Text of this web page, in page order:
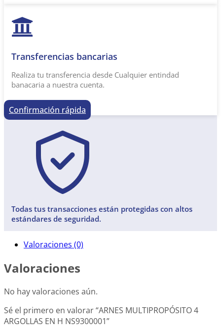
Transferencias bancarias​
Realiza tu transferencia desde Cualquier entindad
banacaria a nuestra cuenta.
Confirmación rápida
Todas tus transacciones están protegidas con altos
estándares de seguridad.
Valoraciones (0)
Valoraciones
No hay valoraciones aún.
Sé el primero en valorar “ARNES MULTIPROPÓSITO 4
ARGOLLAS EN H NS9300001”